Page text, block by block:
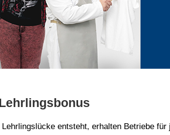
entsteht, erhalten Betriebe